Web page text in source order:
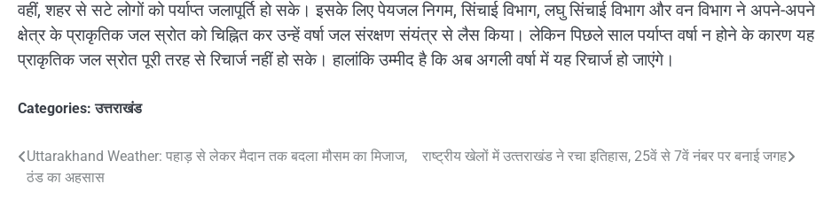
वहीं, शहर से सटे लोगों को पर्याप्त जलापूर्ति हो सके। इसके लिए पेयजल निगम, सिंचाई विभाग, लघु सिंचाई विभाग और वन विभाग ने अपने-अपने
क्षेत्र के प्राकृतिक जल स्रोत को चिह्नित कर उन्हें वर्षा जल संरक्षण संयंत्र से लैस किया। लेकिन पिछले साल पर्याप्त वर्षा न होने के कारण यह
प्राकृतिक जल स्रोत पूरी तरह से रिचार्ज नहीं हो सके। हालांकि उम्मीद है कि अब अगली वर्षा में यह रिचार्ज हो जाएंगे।
Categories:उत्तराखंड
Post
navigation
Uttarakhand Weather: पहाड़ से लेकर मैदान तक बदला मौसम का मिजाज,
ठंड का अहसास
राष्ट्रीय खेलों में उत्‍तराखंड ने रचा इतिहास, 25वें से 7वें नंबर पर बनाई जगह